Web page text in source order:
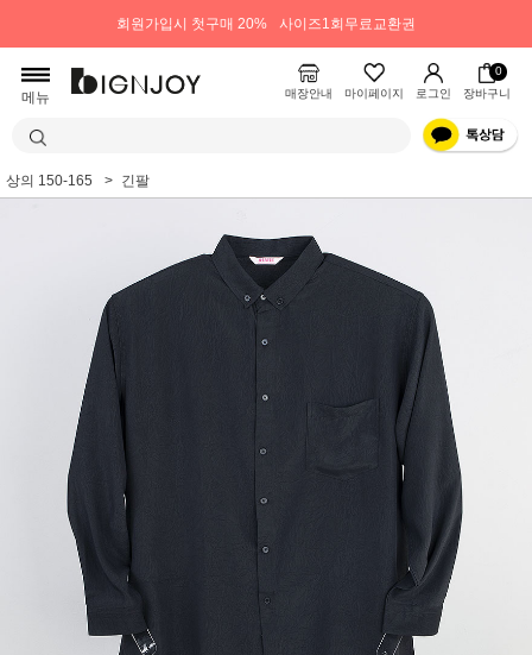
회원가입시 첫구매 20% 사이즈1회무료교환권
메뉴 매장안내 마이페이지 로그인
0
장바구니
상의 150-165 긴팔